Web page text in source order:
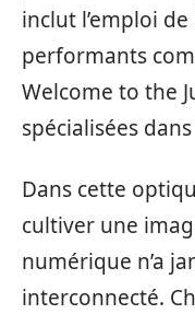
inclut l’emploi
performants
Welcome to the
spécialisées
Dans cette
cultiver une
numérique n’a
interconnecté.